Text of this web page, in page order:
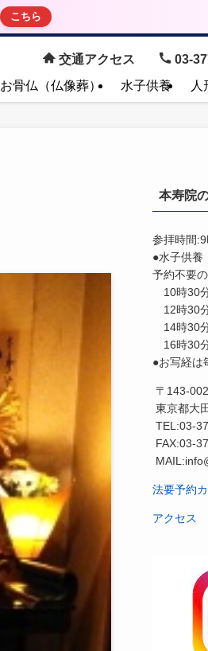
こちら
交通アクセス 03-
お骨仏（仏像葬） 水子供養 人
本寿院
参拝時間
●水子供養
予約不要
10時30
12時30
14時30
16時30
●お写経は
〒143-
東京都大
TEL:03-
FAX:03-
法要予約
アクセス